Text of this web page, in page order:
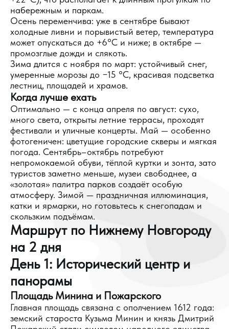
набережным и паркам.
Осень переменчива: уже в сентябре бывают
холодные ливни и порывистый ветер, температура
может опускаться до +6°C и ниже; в октябре —
промозглые дожди и слякоть.
Зима длится с ноября по март: устойчивый снег,
умеренные морозы до −15 °C, красивая подсветка
лестниц, площадей и храмов.
Когда лучше ехать
Оптимально — с конца апреля по август: сухо,
много света, открыты летние террасы, проходят
фестивали и уличные концерты. Май — особенно
фотогеничен: цветущие городские скверы и мягкая
погода. Сентябрь–октябрь потребуют
непромокаемой обуви, тёплой куртки и зонта, зато
туристов заметно меньше, музеи свободнее, а
«золотая» палитра парков создаёт особую
атмосферу. Зимой — праздничная иллюминация,
катки и ярмарки, но готовьтесь к снегопадам и
скользким подъёмам.
Маршрут по Нижнему Новгороду
на 2 дня
День 1: Исторический центр и
панорамы
Площадь Минина и Пожарского
Главная площадь связана с ополчением 1612 года:
земский староста Кузьма Минин и князь Дмитрий